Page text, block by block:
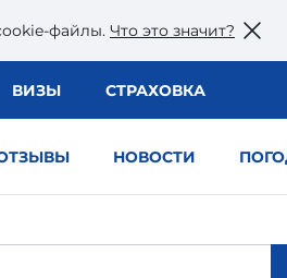
файлы. Что это значит?
ВИЗЫ СТРАХОВКА
НОВОСТИ